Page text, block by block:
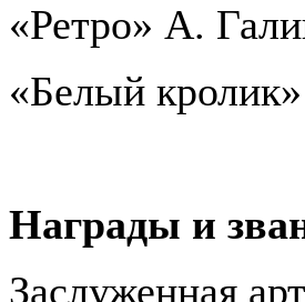
«Ретро» А.
«Белый
Награды и
Заслуженная